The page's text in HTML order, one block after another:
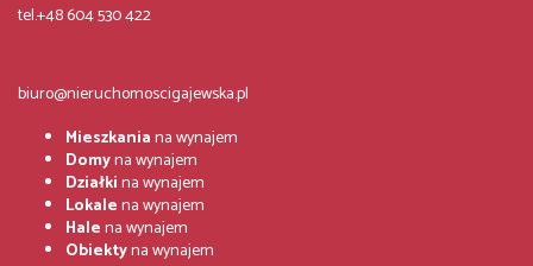
tel.+48 604 530 422
biuro@nieruchomoscigajewska.pl
Mieszkaniana wynajem
Domyna wynajem
Działkina wynajem
Lokalena wynajem
Halena wynajem
Obiektyna wynajem